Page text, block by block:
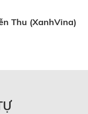
Thu (XanhVina)